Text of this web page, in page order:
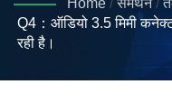
Home / समर्थन /
Q4：ऑडियो 3.5 मिमी
रही है।